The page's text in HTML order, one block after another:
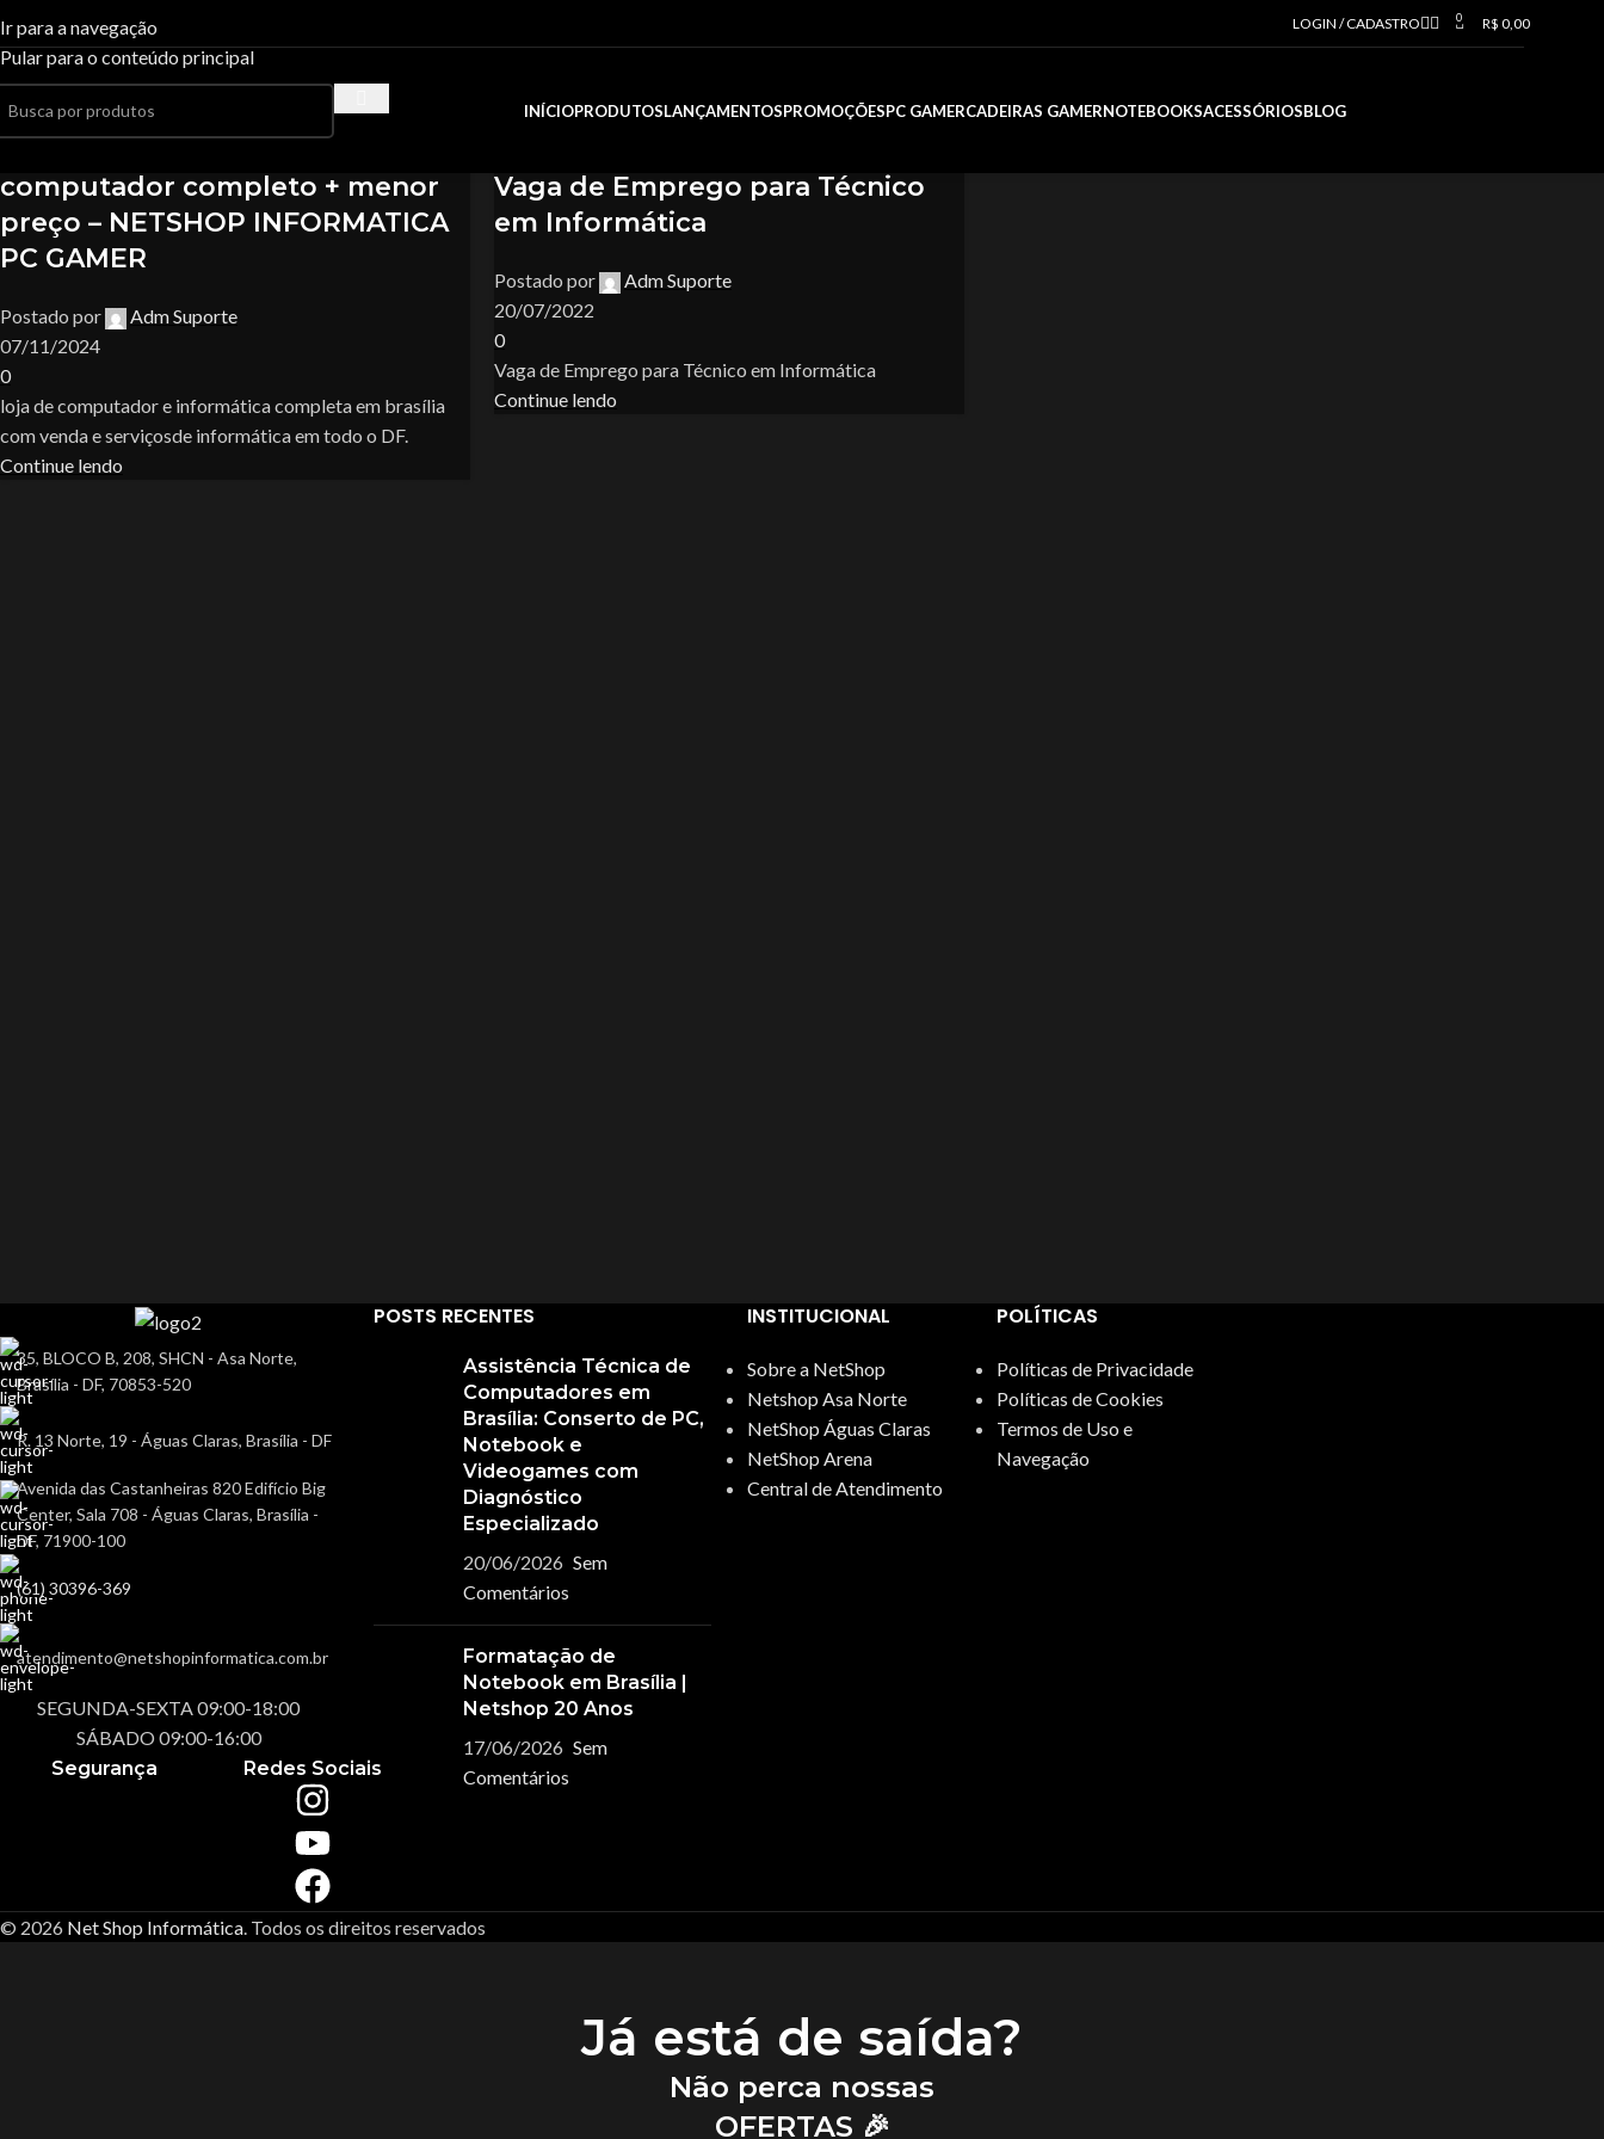
Ir para a navegação
Pular para o conteúdo principal
LOGIN / CADASTRO 0 R$ 0,00
INÍCIOPRODUTOSLANÇAMENTOSPROMOÇÕESPC GAMERCADEIRAS GAMERNOTEBOOKSACESSÓRIOSBLOG
Tag Archives:suporte tecnico informatica em brasília
Casa Posts Tagged "suporte tecnico informatica em brasília"
07nov
computador completo + menor
preço – NETSHOP INFORMATICA
PC GAMER
Postado por
Adm Suporte
07/11/2024
0
loja de computador e informática completa em brasília
com venda e serviçosde informática em todo o DF.
Continue lendo
Vaga de Emprego para Técnico
em Informática
Postado por
Adm Suporte
20/07/2022
0
Vaga de Emprego para Técnico em Informática
Continue lendo
35, BLOCO B, 208, SHCN - Asa Norte,
Brasília - DF, 70853-520
R. 13 Norte, 19 - Águas Claras, Brasília - DF
Avenida das Castanheiras 820 Edifício Big
Center, Sala 708 - Águas Claras, Brasília -
DF, 71900-100
(61) 30396-369
atendimento@netshopinformatica.com.br
SEGUNDA-SEXTA 09:00-18:00
SÁBADO 09:00-16:00
Segurança
Redes Sociais
POSTS RECENTES
Assistência Técnica de
Computadores em
Brasília: Conserto de PC,
Notebook e
Videogames com
Diagnóstico
Especializado
20/06/2026 Sem
Comentários
Formatação de
Notebook em Brasília |
Netshop 20 Anos
17/06/2026 Sem
Comentários
INSTITUCIONAL
Sobre a NetShop
Netshop Asa Norte
NetShop Águas Claras
NetShop Arena
Central de Atendimento
POLÍTICAS
Políticas de Privacidade
Políticas de Cookies
Termos de Uso e
Navegação
© 2026 Net Shop Informática . Todos os direitos reservados
Já está de saída?
Não perca nossas
OFERTAS 🎉